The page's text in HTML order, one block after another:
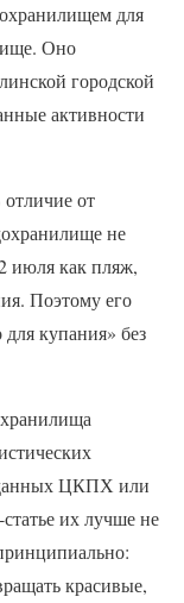
для
Оно
городской
активности
от
не
июля как пляж,
Поэтому его
для купания» без
ЦКПХ или
их лучше не
красивые,